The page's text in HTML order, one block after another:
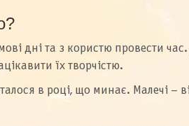
дні та з користю провести
їх творчістю.
в році, що минає. Малечі –